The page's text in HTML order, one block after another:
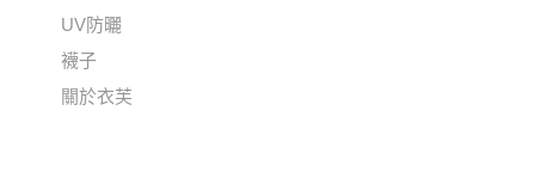
UV防曬
襪子
關於衣芙